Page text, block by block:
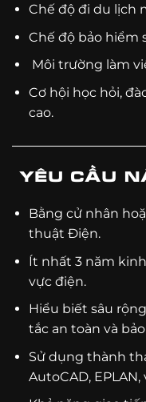
Chế độ đi du lịch
Chế độ bảo hiểm
Môi trường làm
Cơ hội học hỏi,
cao.
Yêu cầu
Bằng cử nhân
thuật Điện.
Ít nhất 3 năm
vực điện.
Hiểu biết sâu
tắc an toàn và
Sử dụng thành
AutoCAD, EPLAN,